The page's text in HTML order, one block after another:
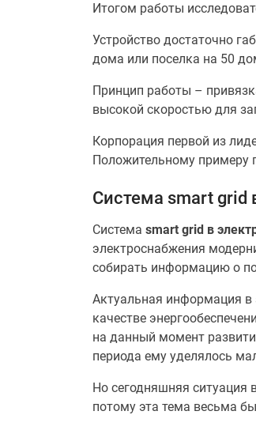
Итогом работы
Устройство достаточно
дома или поселка на 50
Принцип работы –
высокой скоростью для
Корпорация первой из
Положительному примеру
Система smart grid
Система smart grid в
электроснабжения
собирать информацию о
Актуальная информация
качестве
на данный момент
периода ему уделялось
Но сегодняшняя ситуация
потому эта тема весьма